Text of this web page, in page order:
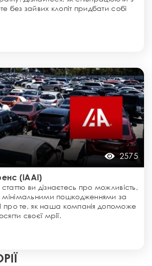
без зайвих клопіт придбати собі
2575
(IAAI)
ви дізнаєтесь про можливість,
мінімальними пошкодженнями за
І про те, як наша компанія допоможе
своєї мрії.